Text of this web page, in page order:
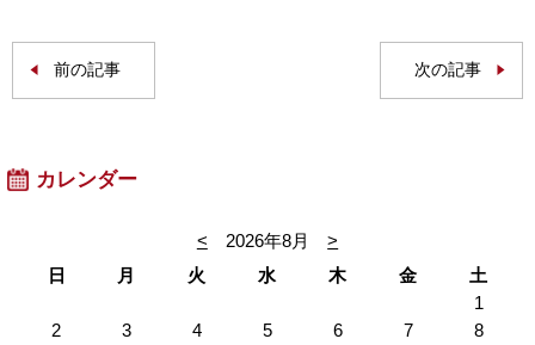
前の記事 次の記事
カレンダー
< 2026年8月
>
日
月 火 水 木 金
土
1
2
3 4 5 6 7
8